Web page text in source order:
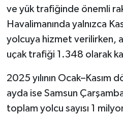
ve yük trafiğinde önemli
Havalimanında yalnızca
yolcuya hizmet verilirken,
uçak trafiği 1.348 olarak
2025 yılının Ocak–Kasım
ayda ise Samsun
toplam yolcu sayısı 1